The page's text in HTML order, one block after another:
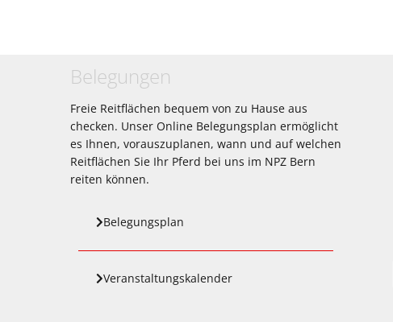
Belegungen
Freie Reitflächen bequem von zu Hause aus
checken. Unser Online Belegungsplan ermöglicht
es Ihnen, vorauszuplanen, wann und auf welchen
Reitflächen Sie Ihr Pferd bei uns im NPZ Bern
reiten können.
Belegungsplan
Veranstaltungskalender